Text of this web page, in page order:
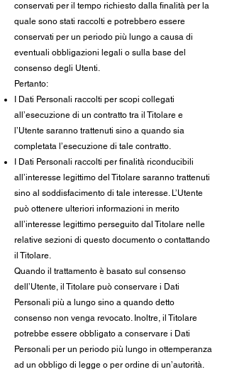
conservati per il tempo richiesto dalla finalità per la
quale sono stati raccolti e potrebbero essere
conservati per un periodo più lungo a causa di
eventuali obbligazioni legali o sulla base del
consenso degli Utenti.
Pertanto:
I Dati Personali raccolti per scopi collegati
all’esecuzione di un contratto tra il Titolare e
l’Utente saranno trattenuti sino a quando sia
completata l’esecuzione di tale contratto.
I Dati Personali raccolti per finalità riconducibili
all’interesse legittimo del Titolare saranno trattenuti
sino al soddisfacimento di tale interesse. L’Utente
può ottenere ulteriori informazioni in merito
all’interesse legittimo perseguito dal Titolare nelle
relative sezioni di questo documento o contattando
il Titolare.
Quando il trattamento è basato sul consenso
dell’Utente, il Titolare può conservare i Dati
Personali più a lungo sino a quando detto
consenso non venga revocato. Inoltre, il Titolare
potrebbe essere obbligato a conservare i Dati
Personali per un periodo più lungo in ottemperanza
ad un obbligo di legge o per ordine di un’autorità.